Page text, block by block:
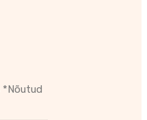
*Nõutud